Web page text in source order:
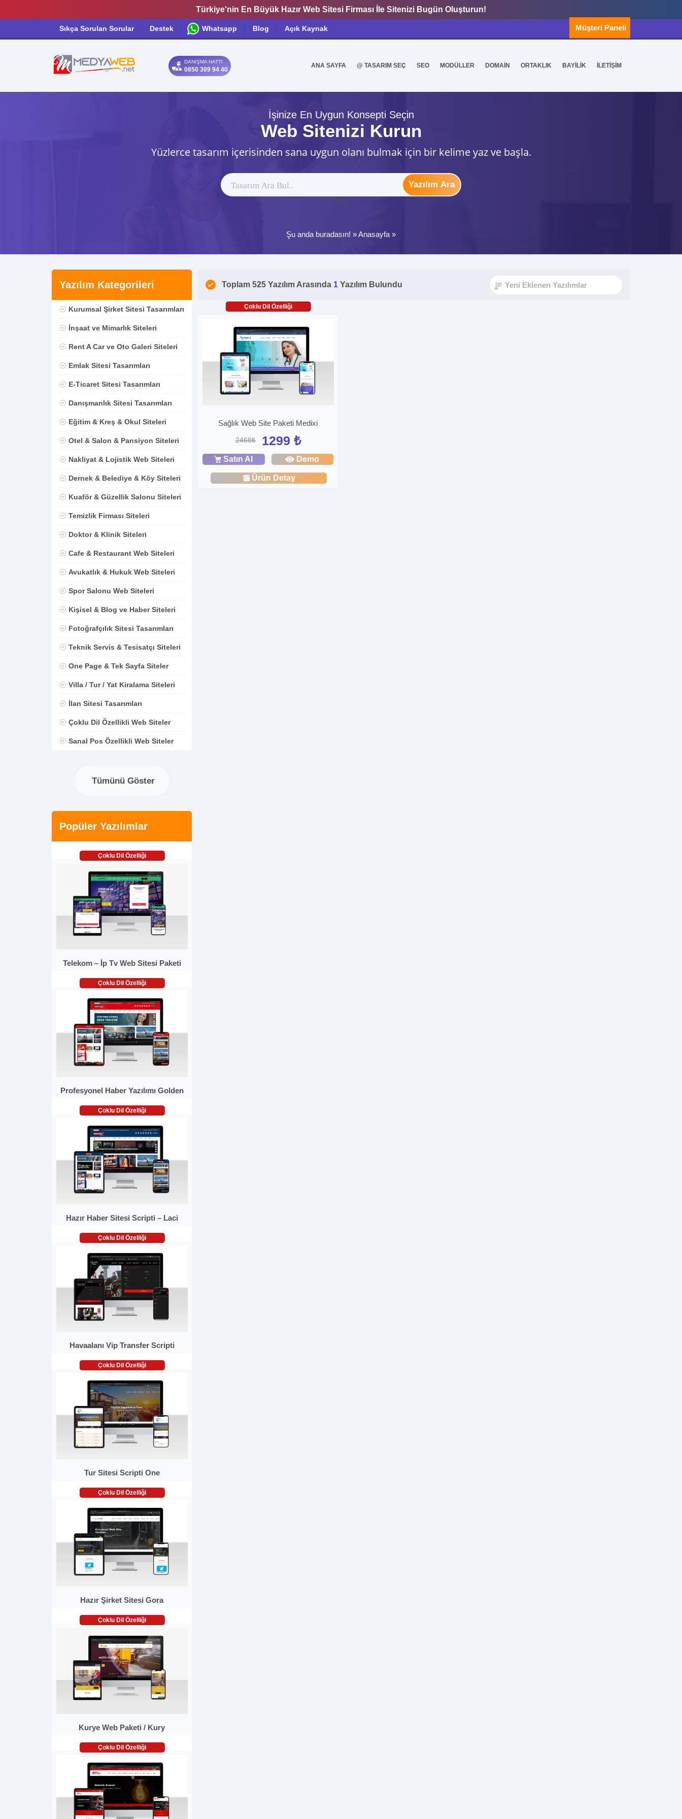
Türkiye'nin En Büyük Hazır Web Sitesi Firması İle Sitenizi Bugün Oluşturun!
Sıkça Sorulan Sorular Destek Whatsapp Blog Açık Kaynak Müşteri Paneli
DANIŞMA HATTI
0850 309 94 40
ANA SAYFA @ TASARIM SEÇ SEO MODÜLLER DOMAİN ORTAKLIK BAYİLİK İLETİŞİM
İşinize En Uygun Konsepti Seçin
Web Sitenizi Kurun
Yüzlerce tasarım içerisinden sana uygun olanı bulmak için bir kelime yaz ve başla.
Yazılım Ara
ytag
Şu anda buradasın! »Anasayfa »
Yazılım Kategorileri
Kurumsal Şirket Sitesi Tasarımları
İnşaat ve Mimarlık Siteleri
Rent A Car ve Oto Galeri Siteleri
Emlak Sitesi Tasarımları
E-Ticaret Sitesi Tasarımları
Danışmanlık Sitesi Tasarımları
Eğitim & Kreş & Okul Siteleri
Otel & Salon & Pansiyon Siteleri
Nakliyat & Lojistik Web Siteleri
Dernek & Belediye & Köy Siteleri
Kuaför & Güzellik Salonu Siteleri
Temizlik Firması Siteleri
Doktor & Klinik Siteleri
Cafe & Restaurant Web Siteleri
Avukatlık & Hukuk Web Siteleri
Spor Salonu Web Siteleri
Kişisel & Blog ve Haber Siteleri
Fotoğrafçılık Sitesi Tasarımları
Teknik Servis & Tesisatçı Siteleri
One Page & Tek Sayfa Siteler
Villa / Tur / Yat Kiralama Siteleri
İlan Sitesi Tasarımları
Çoklu Dil Özellikli Web Siteler
Sanal Pos Özellikli Web Siteler
Tümünü Göster
Popüler Yazılımlar
Çoklu Dil Özelliği
Telekom – İp Tv Web Sitesi Paketi
Çoklu Dil Özelliği
Profesyonel Haber Yazılımı Golden
Çoklu Dil Özelliği
Hazır Haber Sitesi Scripti – Laci
Çoklu Dil Özelliği
Havaalanı Vip Transfer Scripti
Çoklu Dil Özelliği
Tur Sitesi Scripti One
Çoklu Dil Özelliği
Hazır Şirket Sitesi Gora
Çoklu Dil Özelliği
Kurye Web Paketi / Kury
Çoklu Dil Özelliği
Toplam 525 Yazılım Arasında 1 Yazılım Bulundu
Çoklu Dil Özelliği
Sağlık Web Site Paketi Medixi
2468₺ 1299 ₺
Satın Al Demo
Ürün Detay